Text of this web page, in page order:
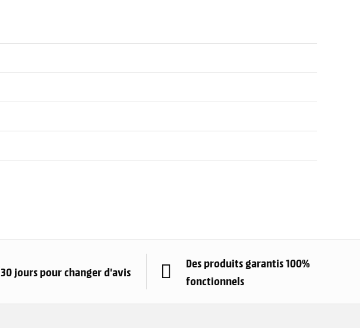
30 jours pour changer d'avis
Des produits garantis 100%
fonctionnels